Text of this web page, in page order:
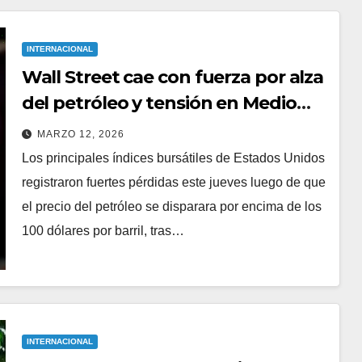
INTERNACIONAL
Wall Street cae con fuerza por alza
del petróleo y tensión en Medio
Oriente
MARZO 12, 2026
Los principales índices bursátiles de Estados Unidos
registraron fuertes pérdidas este jueves luego de que
el precio del petróleo se disparara por encima de los
100 dólares por barril, tras…
INTERNACIONAL
del
de homicidios en
mando militar en la
Mesa de Seguridad